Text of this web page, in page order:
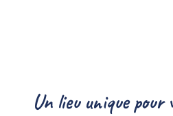
Un lieu unique pour